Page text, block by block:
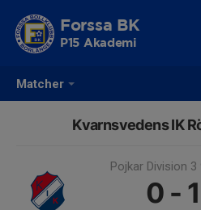
Matcher
Forssa BK
P15 Akademi
Kvarnsvedens IK
Pojkar Division 3
0 -